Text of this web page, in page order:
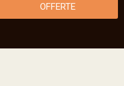
OFFERTE